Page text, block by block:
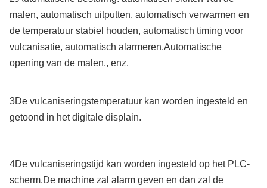
malen, automatisch uitputten, automatisch verwarmen en
de temperatuur stabiel houden, automatisch timing voor
vulcanisatie, automatisch alarmeren,Automatische
opening van de malen., enz.
3De vulcaniseringstemperatuur kan worden ingesteld en
getoond in het digitale displain.
4De vulcaniseringstijd kan worden ingesteld op het PLC-
scherm.De machine zal alarm geven en dan zal de